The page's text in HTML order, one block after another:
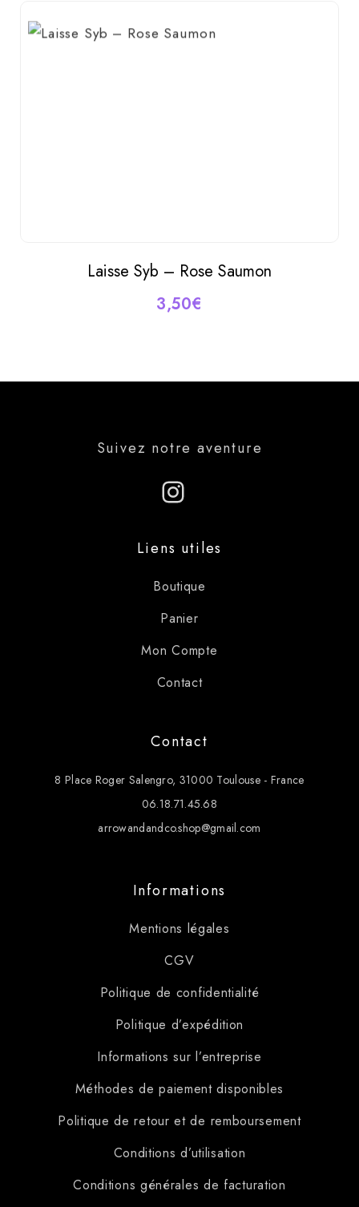
AJOUTER AU PANIER
Laisse Syb – Rose Saumon
3,50€
Suivez notre aventure
Instagram
Liens utiles
Boutique
Panier
Mon Compte
Contact
Contact
8 Place Roger Salengro, 31000 Toulouse - France
06.18.71.45.68
arrowandandco.shop@gmail.com
Informations
Mentions légales
CGV
Politique de confidentialité
Politique d’expédition
Informations sur l’entreprise
Méthodes de paiement disponibles
Politique de retour et de remboursement
Conditions d’utilisation
Conditions générales de facturation